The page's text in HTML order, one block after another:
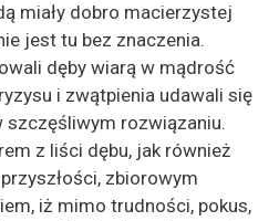
miały dobro macierzystej
jest tu bez znaczenia.
dęby wiarą w mądrość
i zwątpienia udawali się
szczęśliwym rozwiązaniu.
z liści dębu, jak również
zbiorowym
iż mimo trudności, pokus,